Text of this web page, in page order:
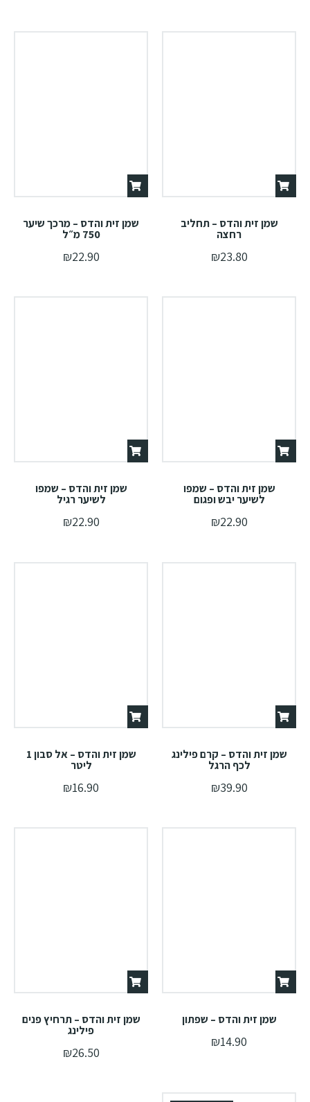
שמן זית והדס – תחליב
רחצה
₪23.80
שמן זית והדס – מרכך שיער
750 מ״ל
₪22.90
שמן זית והדס – שמפו
לשיער יבש ופגום
₪22.90
שמן זית והדס – שמפו
לשיער רגיל
₪22.90
שמן זית והדס – קרם פילינג
לכף הרגל
₪39.90
שמן זית והדס – אל סבון 1
ליטר
₪16.90
שמן זית והדס – שפתון
₪14.90
שמן זית והדס – תרחיץ פנים
פילינג
₪26.50